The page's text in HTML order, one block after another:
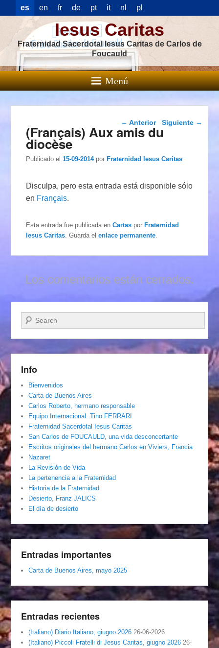
es en fr de pt it nl pl
Iesus Caritas
Fraternidad Sacerdotal Iesus Caritas de Carlos de
Foucauld
Menú
Navegación de
entradas
← Anterior Siguiente →
(Français) Aux amis du
diocèse
Publicado el 15-09-2014 porFraternidad Iesus Caritas
Disculpa, pero esta entrada está disponible sólo
en Français.
Esta entrada fue publicada enCartas porFraternidad
Iesus Caritas . Guarda elenlace permanente
Los comentarios están cerrados.
Buscar
Info
Bienvenidos
Carta de Buenos Aires
Carlos Roberto, hermano responsable
Equipo Internacional. Tino FERRARI
Fraternidad Sacerdotal Iesus Caritas
San Carlos de FOUCAULD, una vida desconcertante
Escritos originales del hermano Carlos en Viviers, Francia
Nazaret
La Revisión de Vida
La pertenencia a la Fraternidad
Historia de la Fraternidad
Desierto, Franz JALICS
El día de desierto
Entradas importantes
Carta de Buenos Aires, mayo 2025
Entradas recientes
(Italiano) Diario Italiano, giugno 2026 26-06-2026
(Italiano) Piccoli Fratelli di Jesus Caritas, giugno 2026 26-